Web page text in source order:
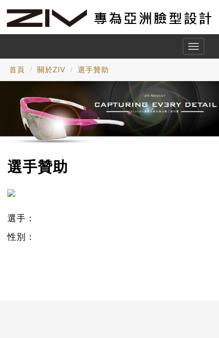
Toggle
首頁 關於ZIV 選手贊助
選手贊助
選手：
性別：